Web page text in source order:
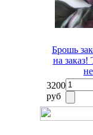
Брошь
на заказ!
3200
руб